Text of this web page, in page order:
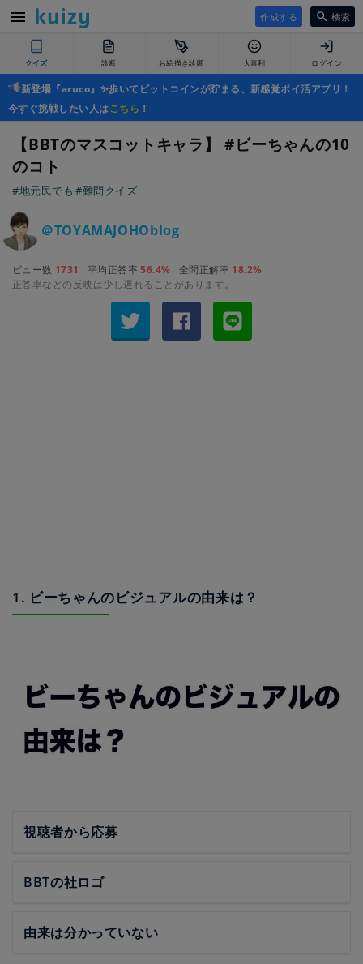
作成する 検索
クイズ 診断 お絵描き診断 大喜利 ログイン
新登場『aruco』✨歩いてビットコインが貯まる、新感覚ポイ活アプリ！
今すぐ挑戦したい人はこちら ！
【BBTのマスコットキャラ】 #ビーちゃんの10
のコト
#地元民でも #難問クイズ
＠TOYAMAJOHOblog
ビュー数 1731 平均正答率56.4% 全問正解率 18.2%
正答率などの反映は少し遅れることがあります。
1. ビーちゃんのビジュアルの由来は？
視聴者から応募
BBTの社ロゴ
由来は分かっていない